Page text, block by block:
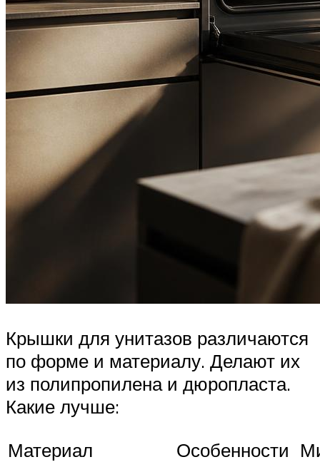
Крышки для унитазов различаются
по форме и материалу. Делают их
из полипропилена и дюропласта.
Какие лучше:
Материал
Особенности